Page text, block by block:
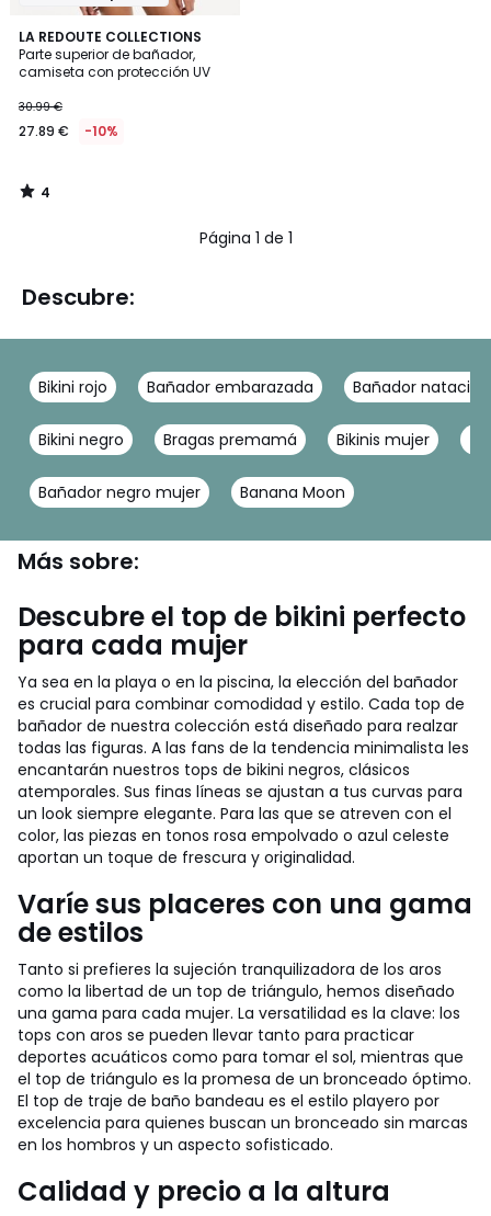
LA REDOUTE COLLECTIONS
Parte superior de bañador,
camiseta con protección UV
30.99 €
27.89 € -10%
4
/
5
4
/
Página 1 de 1
Descubre:
Bikini rojo Bañador embarazada Bañador
Bikini negro Bragas premamá Bikinis mujer
Bañador negro mujer Banana Moon
Más sobre:
Descubre el top de bikini perfecto
para cada mujer
Ya sea en la playa o en la piscina, la elección del bañador
es crucial para combinar comodidad y estilo. Cada top de
bañador de nuestra colección está diseñado para realzar
todas las figuras. A las fans de la tendencia minimalista les
encantarán nuestros tops de bikini negros, clásicos
atemporales. Sus finas líneas se ajustan a tus curvas para
un look siempre elegante. Para las que se atreven con el
color, las piezas en tonos rosa empolvado o azul celeste
aportan un toque de frescura y originalidad.
Varíe sus placeres con una gama
de estilos
Tanto si prefieres la sujeción tranquilizadora de los aros
como la libertad de un top de triángulo, hemos diseñado
una gama para cada mujer. La versatilidad es la clave: los
tops con aros se pueden llevar tanto para practicar
deportes acuáticos como para tomar el sol, mientras que
el top de triángulo es la promesa de un bronceado óptimo.
El top de traje de baño bandeau es el estilo playero por
excelencia para quienes buscan un bronceado sin marcas
en los hombros y un aspecto sofisticado.
Calidad y precio a la altura